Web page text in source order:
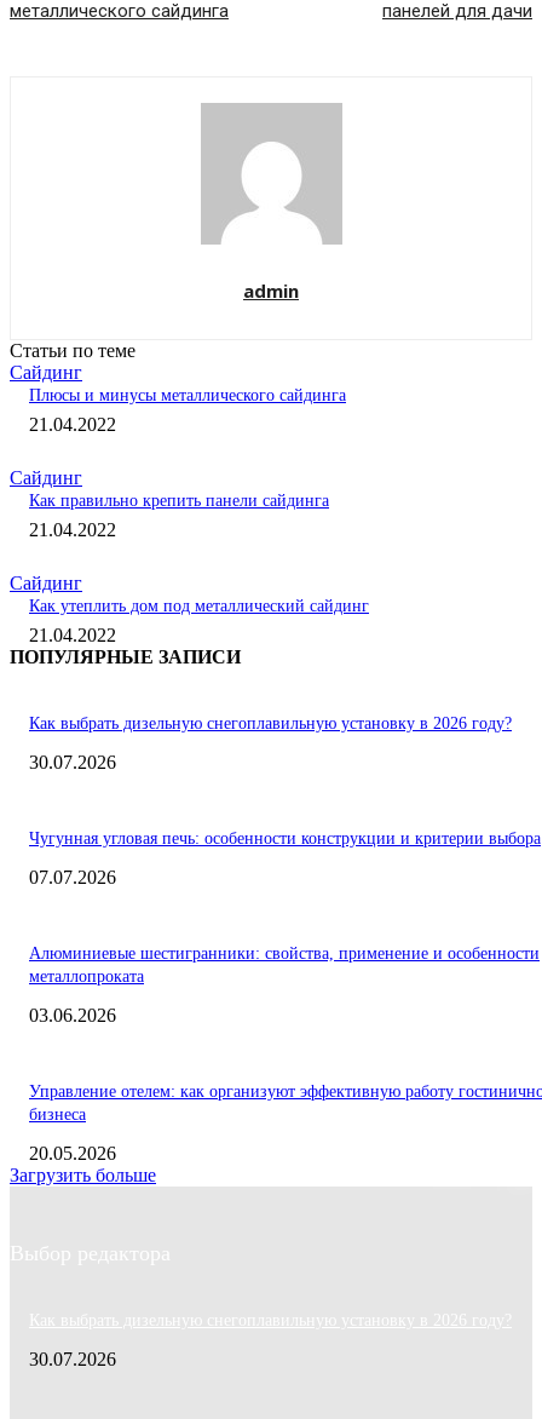
металлического сайдинга панелей для дачи
admin
Статьи по теме
Сайдинг
Плюсы и минусы металлического сайдинга
21.04.2022
Сайдинг
Как правильно крепить панели сайдинга
21.04.2022
Сайдинг
Как утеплить дом под металлический сайдинг
21.04.2022
ПОПУЛЯРНЫЕ ЗАПИСИ
Как выбрать дизельную снегоплавильную установку в 2026 году?
30.07.2026
Чугунная угловая печь: особенности конструкции и критерии выбора
07.07.2026
Алюминиевые шестигранники: свойства, применение и особенности
металлопроката
03.06.2026
Управление отелем: как организуют эффективную работу
бизнеса
20.05.2026
Загрузить больше
Выбор редактора
Как выбрать дизельную снегоплавильную установку в 2026 году?
30.07.2026